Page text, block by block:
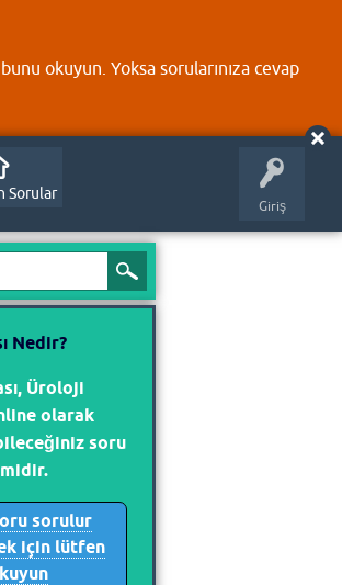
okuyun. Yoksa sorularınıza cevap
Giriş
Sorular
Nedir?
Üroloji
olarak
soru
sorulur
için lütfen